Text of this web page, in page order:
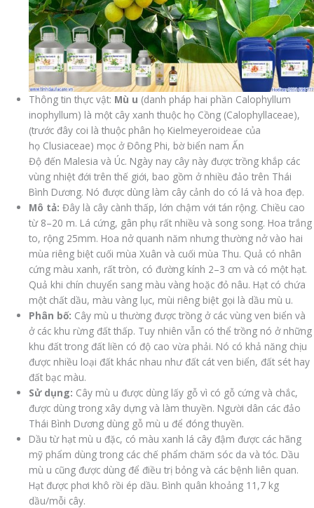
Thông tin thực vật: Mù u (danh pháp hai phần Calophyllum
inophyllum) là một cây xanh thuộc họ Cồng (Calophyllaceae),
(trước đây coi là thuộc phân họ Kielmeyeroideae của
họ Clusiaceae) mọc ở Đông Phi, bờ biển nam Ấn
Độ đến Malesia và Úc. Ngày nay cây này được trồng khắp các
vùng nhiệt đới trên thế giới, bao gồm ở nhiều đảo trên Thái
Bình Dương. Nó được dùng làm cây cảnh do có lá và hoa đẹp.
Mô tả: Đây là cây cành thấp, lớn chậm với tán rộng. Chiều cao
từ 8–20 m. Lá cứng, gân phụ rất nhiều và song song. Hoa trắng
to, rộng 25mm. Hoa nở quanh năm nhưng thường nở vào hai
mùa riêng biệt cuối mùa Xuân và cuối mùa Thu. Quả có nhân
cứng màu xanh, rất tròn, có đường kính 2–3 cm và có một hạt.
Quả khi chín chuyển sang màu vàng hoặc đỏ nâu. Hạt có chứa
một chất dầu, màu vàng lục, mùi riêng biệt gọi là dầu mù u.
Phân bố: Cây mù u thường được trồng ở các vùng ven biển và
ở các khu rừng đất thấp. Tuy nhiên vẫn có thể trồng nó ở những
khu đất trong đất liền có độ cao vừa phải. Nó có khả năng chịu
được nhiều loại đất khác nhau như đất cát ven biển, đất sét hay
đất bạc màu.
Sử dụng: Cây mù u được dùng lấy gỗ vì có gỗ cứng và chắc,
được dùng trong xây dựng và làm thuyền. Người dân các đảo
Thái Bình Dương dùng gỗ mù u để đóng thuyền.
Dầu từ hạt mù u đặc, có màu xanh lá cây đậm được các hãng
mỹ phẩm dùng trong các chế phẩm chăm sóc da và tóc. Dầu
mù u cũng được dùng để điều trị bỏng và các bệnh liên quan.
Hạt được phơi khô rồi ép dầu. Bình quân khoảng 11,7 kg
dầu/mỗi cây.